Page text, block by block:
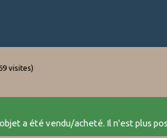
visites)
a été vendu/acheté. Il n'est plus